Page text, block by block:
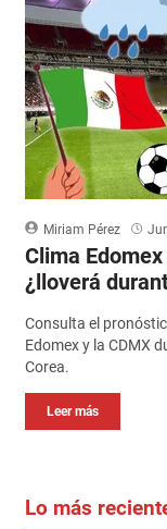
Miriam Pérez
Clima
¿lloverá
Consulta el
Edomex y la CDMX
Corea.
Leer más
Lo más